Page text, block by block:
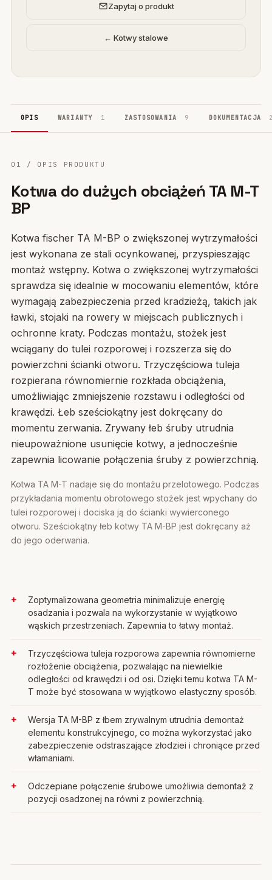
Zapytaj o produkt
← Kotwy stalowe
OPIS WARIANTY 1 ZASTOSOWANIA 9 DOKUMENTACJA
01 / OPIS PRODUKTU
Kotwa do dużych obciążeń TA M-T
BP
Kotwa fischer TA M-BP o zwiększonej wytrzymałości
jest wykonana ze stali ocynkowanej, przyspieszając
montaż wstępny. Kotwa o zwiększonej wytrzymałości
sprawdza się idealnie w mocowaniu elementów, które
wymagają zabezpieczenia przed kradzieżą, takich jak
ławki, stojaki na rowery w miejscach publicznych i
ochronne kraty. Podczas montażu, stożek jest
wciągany do tulei rozporowej i rozszerza się do
powierzchni ścianki otworu. Trzyczęściowa tuleja
rozpierana równomiernie rozkłada obciążenia,
umożliwiając zmniejszenie rozstawu i odległości od
krawędzi. Łeb sześciokątny jest dokręcany do
momentu zerwania. Zrywany łeb śruby utrudnia
nieupoważnione usunięcie kotwy, a jednocześnie
zapewnia licowanie połączenia śruby z powierzchnią.
Kotwa TA M-T nadaje się do montażu przelotowego. Podczas
przykładania momentu obrotowego stożek jest wpychany do
tulei rozporowej i dociska ją do ścianki wywierconego
otworu. Sześciokątny łeb kotwy TA M-BP jest dokręcany aż
do jego oderwania.
Zoptymalizowana geometria minimalizuje energię
osadzania i pozwala na wykorzystanie w wyjątkowo
wąskich przestrzeniach. Zapewnia to łatwy montaż.
Trzyczęściowa tuleja rozporowa zapewnia równomierne
rozłożenie obciążenia, pozwalając na niewielkie
odległości od krawędzi i od osi. Dzięki temu kotwa TA M-
T może być stosowana w wyjątkowo elastyczny sposób.
Wersja TA M-BP z łbem zrywalnym utrudnia demontaż
elementu konstrukcyjnego, co można wykorzystać jako
zabezpieczenie odstraszające złodziei i chroniące przed
włamaniami.
Odczepiane połączenie śrubowe umożliwia demontaż z
pozycji osadzonej na równi z powierzchnią.